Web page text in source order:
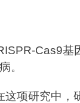
Cas9基
。
项研究中，